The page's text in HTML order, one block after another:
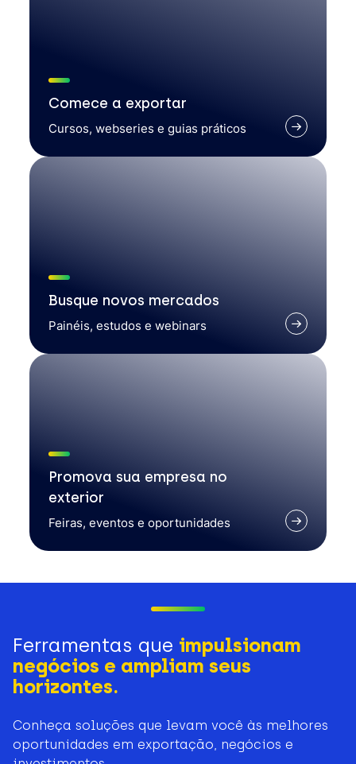
Comece a exportar
Cursos, webseries e guias práticos
Busque novos mercados
Painéis, estudos e webinars
Promova sua empresa no
exterior
Feiras, eventos e oportunidades
Ferramentas que impulsionam
negócios e ampliam seus
horizontes.
Conheça soluções que levam você às melhores
oportunidades em exportação, negócios e